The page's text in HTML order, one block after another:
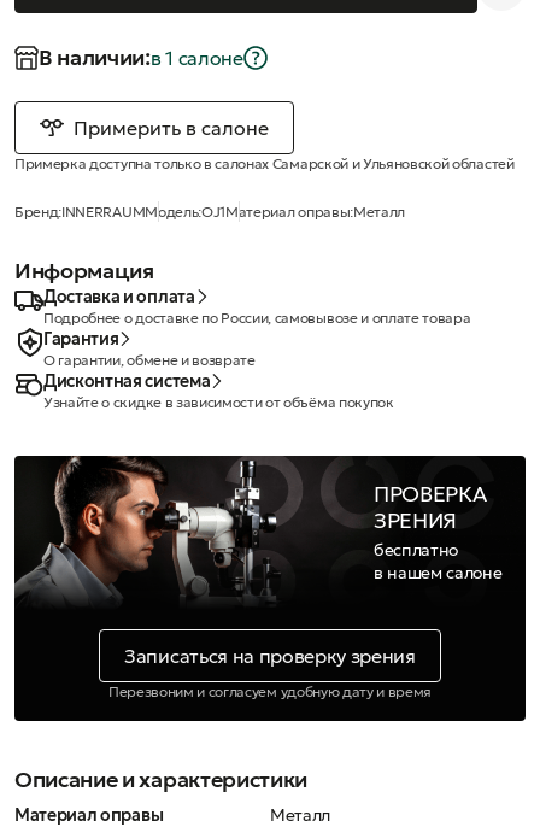
В наличии:в 1 салонe
Примерить в салоне
Примерка доступна только в салонах Самарской и Ульяновской областей
Бренд:INNERRAUMМодель:OJ1Материал оправы:Металл
Информация
Доставка и оплата
Подробнее о доставке по России, самовывозе и оплате товара
Гарантия
О гарантии, обмене и возврате
Дисконтная система
Узнайте о скидке в зависимости от объёма покупок
ПРОВЕРКА
ЗРЕНИЯ
бесплатно
в нашем салоне
Записаться на проверку зрения
Перезвоним и согласуем удобную дату и время
Описание и характеристики
Материал оправы
Металл